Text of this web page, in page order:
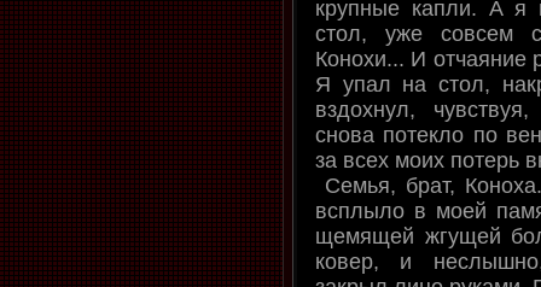
крупные капли. А я
стол, уже совсем
Конохи... И отчаяние
Я упал на стол,
вздохнул,
снова потекло по
за всех моих потерь
Семья, брат,
всплыло в моей
щемящей жгущей
ковер, и